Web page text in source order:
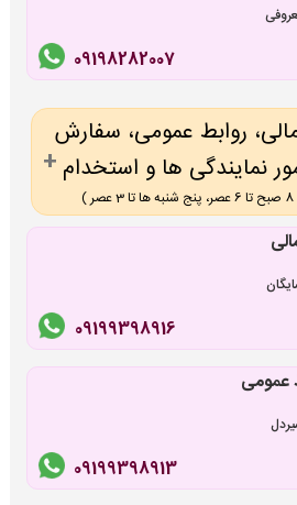
09198282007
روابط عمومی، سفارش
نمایندگی ها و استخدام
)
09199398916
عمومی
09199398913